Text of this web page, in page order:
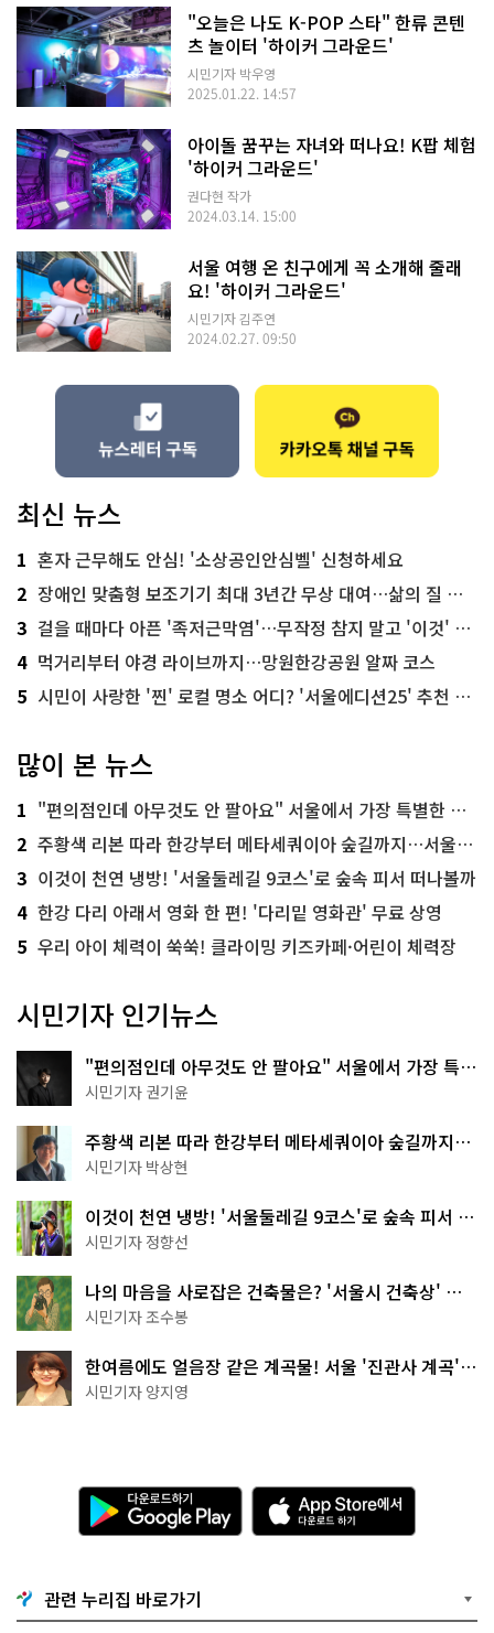
"오늘은 나도 K-POP 스타" 한류 콘텐
츠 놀이터 '하이커 그라운드'
시민기자 박우영
2025.01.22. 14:57
아이돌 꿈꾸는 자녀와 떠나요! K팝 체험
'하이커 그라운드'
권다현 작가
2024.03.14. 15:00
서울 여행 온 친구에게 꼭 소개해 줄래
요! '하이커 그라운드'
시민기자 김주연
2024.02.27. 09:50
최신 뉴스
1 혼자 근무해도 안심! '소상공인안심벨' 신청하세요
2 장애인 맞춤형 보조기기 최대 3년간 무상 대여…삶의 질 높인다
3 걸을 때마다 아픈 '족저근막염'…무작정 참지 말고 '이것' 해보세요!
4 먹거리부터 야경 라이브까지…망원한강공원 알짜 코스
5 시민이 사랑한 '찐' 로컬 명소 어디? '서울에디션25' 추천 코스
많이 본 뉴스
1 "편의점인데 아무것도 안 팔아요" 서울에서 가장 특별한 편의점의 정체
2 주황색 리본 따라 한강부터 메타세쿼이아 숲길까지…서울둘레길 15코스
3 이것이 천연 냉방! '서울둘레길 9코스'로 숲속 피서 떠나볼까
4 한강 다리 아래서 영화 한 편! '다리밑 영화관' 무료 상영
5 우리 아이 체력이 쑥쑥! 클라이밍 키즈카페·어린이 체력장
시민기자 인기뉴스
"편의점인데 아무것도 안 팔아요" 서울에서 가장 특별
한 편의점의 정체
시민기자 권기윤
주황색 리본 따라 한강부터 메타세쿼이아 숲길까지…
서울둘레길 15코스
시민기자 박상현
이것이 천연 냉방! '서울둘레길 9코스'로 숲속 피서 떠
나볼까
시민기자 정향선
나의 마음을 사로잡은 건축물은? '서울시 건축상' 수
상작 공개!
시민기자 조수봉
한여름에도 얼음장 같은 계곡물! 서울 '진관사 계곡'이
천국이네~
시민기자 양지영
다
운
로
기
G
o
A
p
p
e
관련 누리집 바로가기